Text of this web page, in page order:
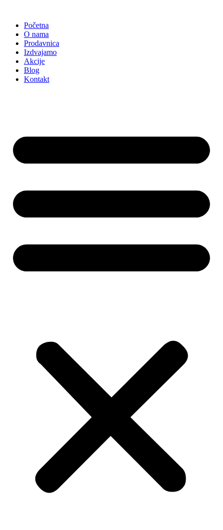
sadržajPočetna
O nama
Prodavnica
Izdvajamo
Akcije
Blog
Kontakt